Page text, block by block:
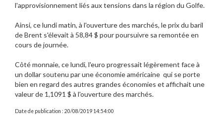
l'approvisionnement liés aux tensions dans la région du Golfe.
Ainsi, ce lundi matin, à l'ouverture des marchés, le prix du baril
de Brent s'élevait à 58,84 $ pour poursuivre sa remontée en
cours de journée.
Côté monnaie, ce lundi, l'euro progressait légèrement face à
un dollar soutenu par une économie américaine qui se porte
bien en regard des autres grandes économies et affichait une
valeur de 1,1091 $ à l'ouverture des marchés.
Date de publication : 20/08/2019 14:54:00